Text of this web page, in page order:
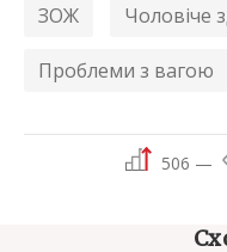
ЗОЖ Чоловіче
Проблеми з вагою
506 —